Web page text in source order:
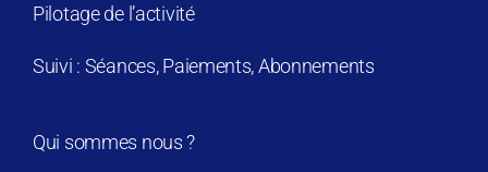
Pilotage de l’activité
Suivi : Séances, Paiements, Abonnements
Qui sommes nous ?